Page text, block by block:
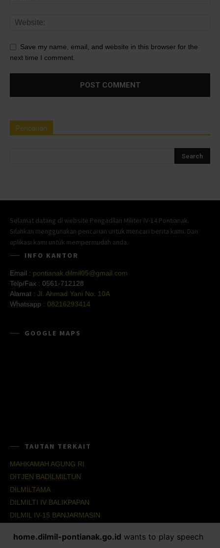
Save my name, email, and website in this browser for the
next time I comment.
Pencarian
Selamat datang di website Pengadilan Militer IV-14 Pontianak.
Silahkan menggunakan pencarian untuk mencari berita kami. Dan
aplikasi kami untuk mempermudah anda.
INFO KANTOR
Email : pontianak.dilmil05@gmail.com
Telp/Fax : 0561-712128
Alamat : Jl. Ahmad Yani No. 10A
Whatsapp : 08216293414
GOOGLE MAPS
TAUTAN TERKAIT
MAHKAMAH AGUNG RI
DITJEN BADILMILTUN
DILMILTAMA
DILMILTI IV BALIKPAPAN
DILMIL IV-15 BANJARMASIN
home.dilmil-pontianak.go.id wants to play speech